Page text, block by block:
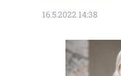
16.5.2022 14:38